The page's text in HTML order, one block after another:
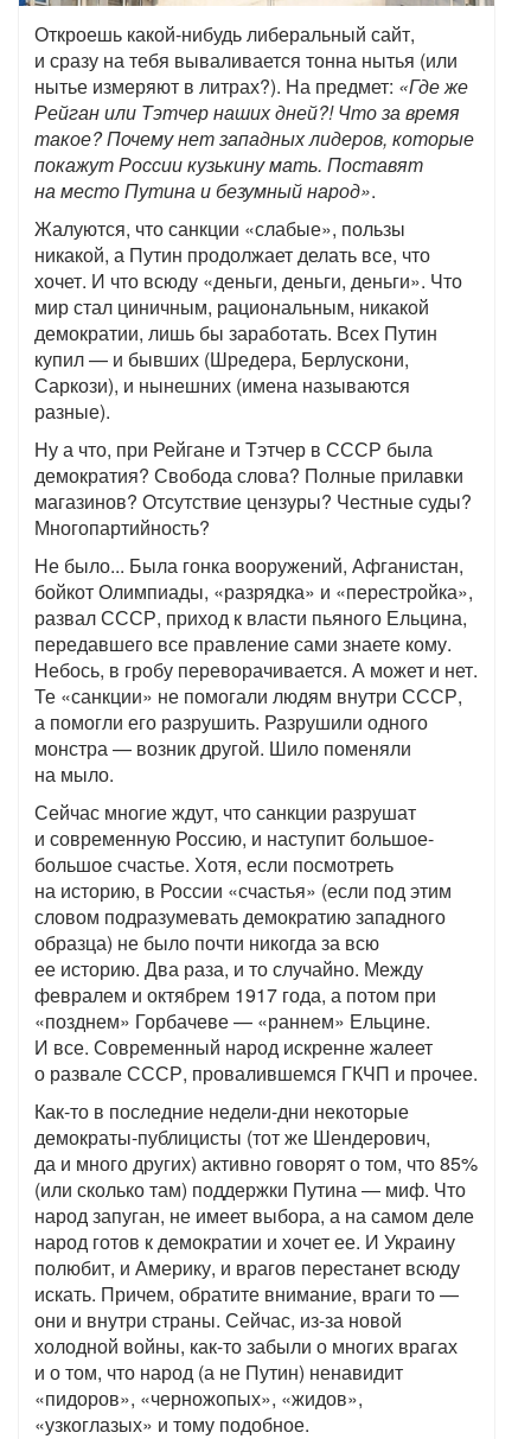
Откроешь какой-нибудь либеральный сайт,
и сразу на тебя вываливается тонна нытья (или
нытье измеряют в литрах?). На предмет: «Где же
Рейган или Тэтчер наших дней?! Что за время
такое? Почему нет западных лидеров, которые
покажут России кузькину мать. Поставят
на место Путина и безумный народ».
Жалуются, что санкции «слабые», пользы
никакой, а Путин продолжает делать все, что
хочет. И что всюду «деньги, деньги, деньги». Что
мир стал циничным, рациональным, никакой
демократии, лишь бы заработать. Всех Путин
купил — и бывших (Шредера, Берлускони,
Саркози), и нынешних (имена называются
разные).
Ну а что, при Рейгане и Тэтчер в СССР была
демократия? Свобода слова? Полные прилавки
магазинов? Отсутствие цензуры? Честные суды?
Многопартийность?
Не было... Была гонка вооружений, Афганистан,
бойкот Олимпиады, «разрядка» и «перестройка»,
развал СССР, приход к власти пьяного Ельцина,
передавшего все правление сами знаете кому.
Небось, в гробу переворачивается. А может и нет.
Те «санкции» не помогали людям внутри СССР,
а помогли его разрушить. Разрушили одного
монстра — возник другой. Шило поменяли
на мыло.
Сейчас многие ждут, что санкции разрушат
и современную Россию, и наступит большое-
большое счастье. Хотя, если посмотреть
на историю, в России «счастья» (если под этим
словом подразумевать демократию западного
образца) не было почти никогда за всю
ее историю. Два раза, и то случайно. Между
февралем и октябрем 1917 года, а потом при
«позднем» Горбачеве — «раннем» Ельцине.
И все. Современный народ искренне жалеет
о развале СССР, провалившемся ГКЧП и прочее.
Как-то в последние недели-дни некоторые
демократы-публицисты (тот же Шендерович,
да и много других) активно говорят о том, что 85%
(или сколько там) поддержки Путина — миф. Что
народ запуган, не имеет выбора, а на самом деле
народ готов к демократии и хочет ее. И Украину
полюбит, и Америку, и врагов перестанет всюду
искать. Причем, обратите внимание, враги то —
они и внутри страны. Сейчас, из-за новой
холодной войны, как-то забыли о многих врагах
и о том, что народ (а не Путин) ненавидит
«пидоров», «черножопых», «жидов»,
«узкоглазых» и тому подобное.